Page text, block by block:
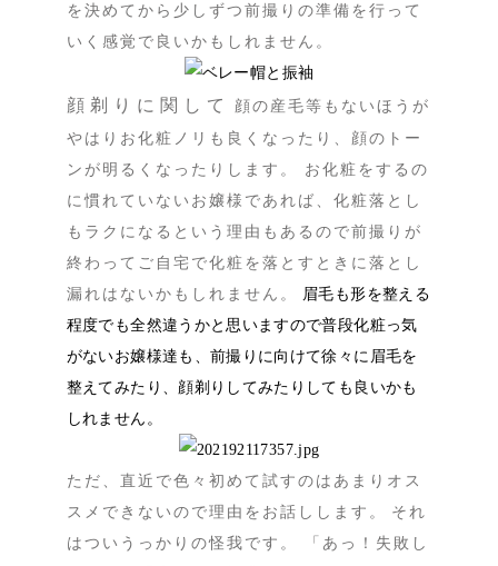
を決めてから少しずつ前撮りの準備を行って
いく感覚で良いかもしれません。
顔剃りに関して
顔の産毛等もないほうが
やはりお化粧ノリも良くなったり、顔のトー
ンが明るくなったりします。 お化粧をするの
に慣れていないお嬢様であれば、化粧落とし
もラクになるという理由もあるので前撮りが
終わってご自宅で化粧を落とすときに落とし
漏れはないかもしれません。
眉毛も形を整える
程度でも全然違うかと思いますので普段化粧っ気
がないお嬢様達も、前撮りに向けて徐々に眉毛を
整えてみたり、顔剃りしてみたりしても良いかも
しれません。
ただ、直近で色々初めて試すのはあまりオス
スメできないので理由をお話しします。
それ
はついうっかりの怪我です。 「あっ！失敗し